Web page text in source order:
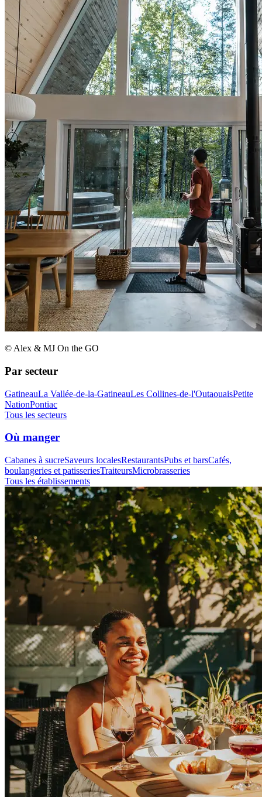
© Alex & MJ On the GO
Par secteur
GatineauLa Vallée-de-la-GatineauLes Collines-de-l'OutaouaisPetite
NationPontiac
Tous les secteurs
Où manger
Cabanes à sucreSaveurs localesRestaurantsPubs et barsCafés,
boulangeries et patisseriesTraiteursMicrobrasseries
Tous les établissements